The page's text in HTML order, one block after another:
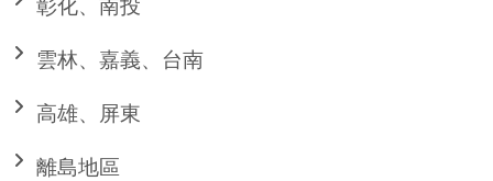
彰化、南投
雲林、嘉義、台南
高雄、屏東
離島地區